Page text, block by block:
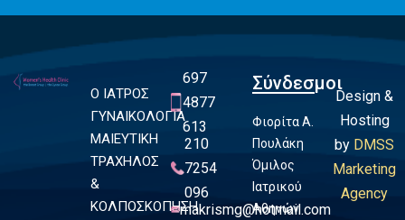
Ο ΙΑΤΡΟΣ
ΓΥΝΑΙΚΟΛΟΓΙΑ
ΜΑΙΕΥΤΙΚΗ
ΤΡΑΧΗΛΟΣ
&
ΚΟΛΠΟΣΚΟΠΗΣΗ
697
4877
613
210
7254
096
makrismg@hotmail.com
Σύνδεσμοι
Φιορίτα Α.
Πουλάκη
Όμιλος
Ιατρικού
Αθηνών
Design &
Hosting
by DMSS
Marketing
Agency